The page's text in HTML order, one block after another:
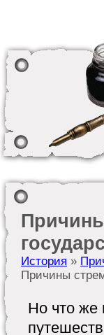
История »
Причины
Но что же